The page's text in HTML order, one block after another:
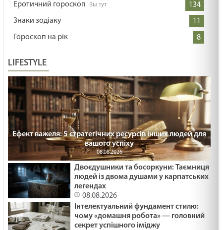
Еротичний гороскоп
134
Знаки зодіаку
11
Гороскоп на рік
8
LIFESTYLE
Ефект важеля: 5 стратегічних ресурсів інших людей для
вашого успіху
08.08.2026
Двоєдушники та босоркуни: Таємниця
людей із двома душами у карпатських
легендах
08.08.2026
Інтелектуальний фундамент стилю:
чому «домашня робота» — головний
секрет успішного іміджу